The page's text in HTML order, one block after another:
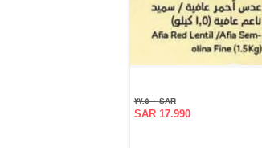
SAR ٢٧.٥٠٠
SAR 17.990